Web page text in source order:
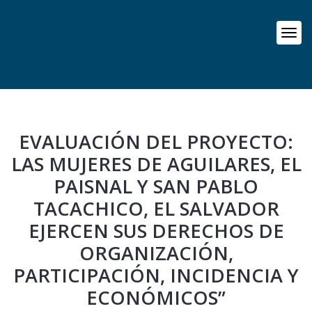
EVALUACIÓN DEL PROYECTO:
LAS MUJERES DE AGUILARES, EL
PAISNAL Y SAN PABLO
TACACHICO, EL SALVADOR
EJERCEN SUS DERECHOS DE
ORGANIZACIÓN,
PARTICIPACIÓN, INCIDENCIA Y
ECONÓMICOS”